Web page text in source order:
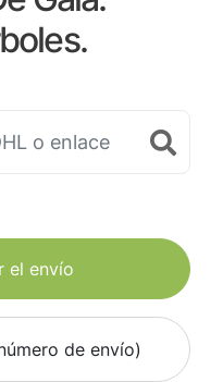
el envío
de envío)